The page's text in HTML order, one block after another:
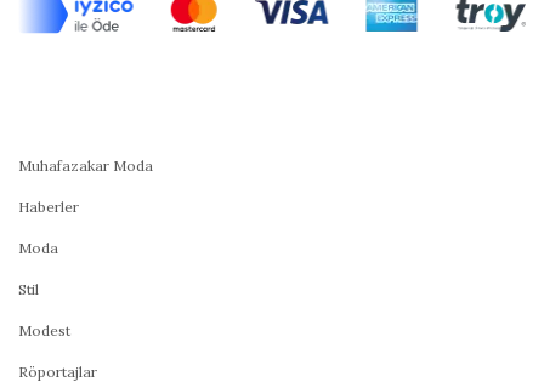
Muhafazakar Moda
Haberler
Moda
Stil
Modest
Röportajlar